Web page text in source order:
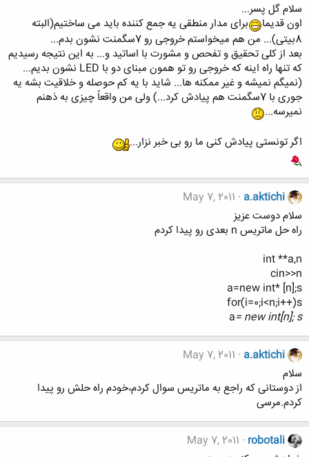
سلام گل پسر...
اون قدیما
برای مدار منطقی یه جمع کننده باید می ساختیم(البته
8بیتی)... من هم میخواستم خروجی رو 7سگمنت نشون بدم...
بعد از کلی تحقیق و تفحص و مشورت با اساتید و... به این نتیجه رسیدیم
که تنها راه اینه که خروجی رو تو همون مبنای دو با LED نشون بدیم...
(نمیگم نمیشه و غیر ممکنه ها... شاید با یه کم حوصله و خلاقیت بشه یه
جوری با 7سگمنت هم پیادش کرد...) ولی من واقعاً چیزی به ذهنم
نمیرسه...
اگر تونستی پیادش کنی ما رو بی خبر نزار...
a.aktichi
May 7, 2011
سلام دوست عزیز
راه حل ماتریس n بعدی رو پیدا کردم
int **a,n
cin>>n
a=new int* [n];s
for(i=0;i<n;i++)s
a= new int[n]; s
a.aktichi
May 7, 2011
سلام
از دوستانی که راجع به ماتریس سوال کردم،خودم راه حلش رو پیدا
کردم.مرسی
robotali
May 7, 2011